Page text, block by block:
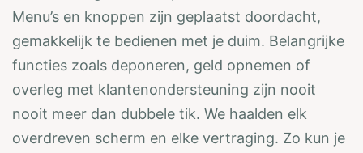
Menu’s en knoppen zijn geplaatst doordacht,
gemakkelijk te bedienen met je duim. Belangrijke
functies zoals deponeren, geld opnemen of
overleg met klantenondersteuning zijn nooit
nooit meer dan dubbele tik. We haalden elk
overdreven scherm en elke vertraging. Zo kun je